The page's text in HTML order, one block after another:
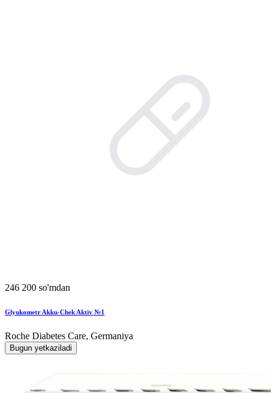
246 200 so'mdan
Glyukometr Akku-Chek Aktiv №1
Roche Diabetes Care, Germaniya
Bugun yetkaziladi